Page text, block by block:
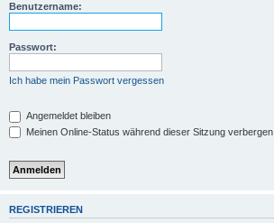
Benutzername:
Passwort:
Ich habe mein Passwort vergessen
Angemeldet bleiben
Meinen Online-Status während dieser Sitzung verbergen
REGISTRIEREN